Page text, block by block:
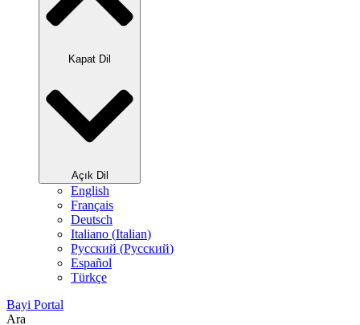
Kapat Dil
Açık Dil
English
Français
Deutsch
Italiano (Italian)
Русский (Pусский)
Español
Türkçe
Bayi Portal
Ara